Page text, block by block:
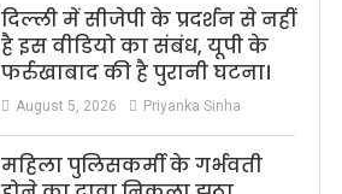
दिल्ली में सीजेपी के प्रदर्शन से नहीं
है इस वीडियो का संबंध, यूपी के
फर्रुखाबाद की है पुरानी घटना।
August 5, 2026 Priyanka Sinha
महिला पुलिसकर्मी के गर्भवती